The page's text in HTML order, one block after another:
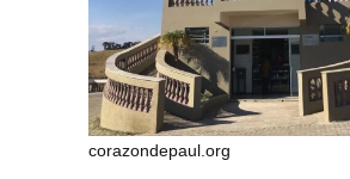
corazondepaul.org